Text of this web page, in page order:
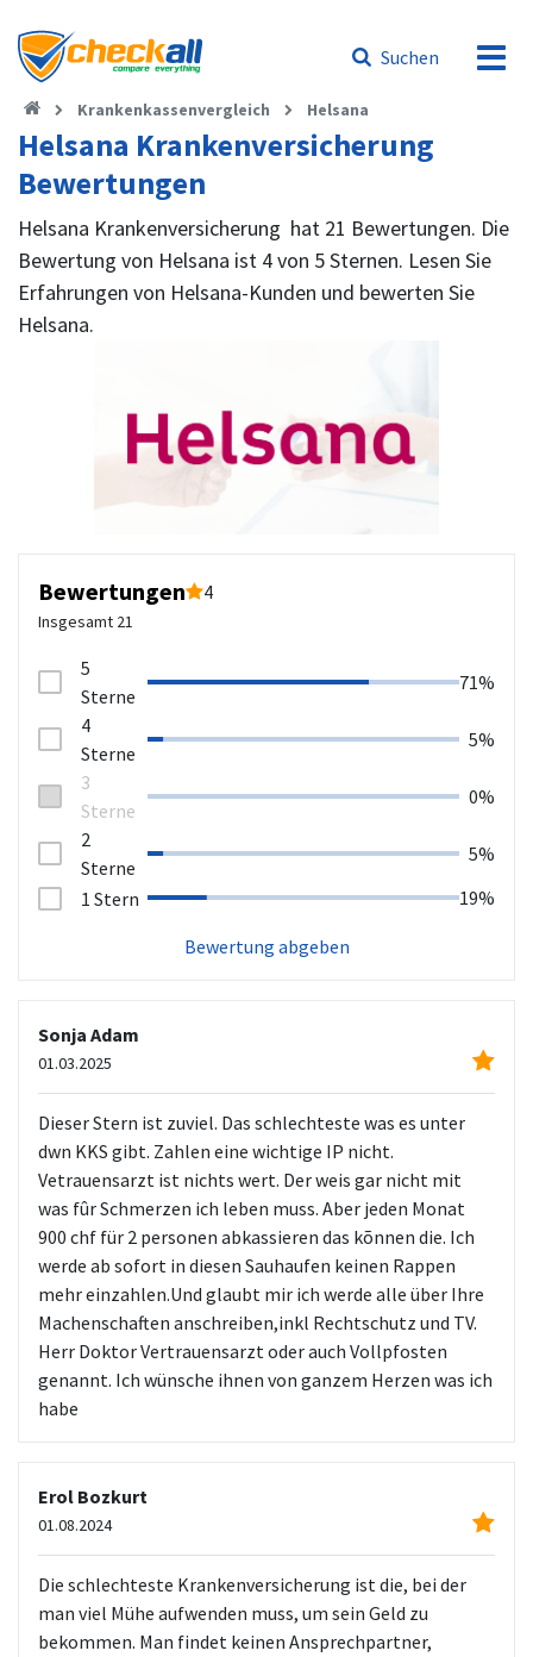
Suchen
Krankenkassenvergleich Helsana
Helsana Krankenversicherung
Bewertungen
Helsana Krankenversicherung hat 21 Bewertungen. Die
Bewertung von Helsana ist 4 von 5 Sternen. Lesen Sie
Erfahrungen von Helsana-Kunden und bewerten Sie
Helsana.
Bewertungen 4
Insgesamt 21
Bewertung abgeben
1 Stern 19%
2
Sterne
5%
3
Sterne
0%
4
Sterne
5%
5
Sterne
71%
Sonja Adam
01.03.2025
Dieser Stern ist zuviel. Das schlechteste was es unter
dwn KKS gibt. Zahlen eine wichtige IP nicht.
Vetrauensarzt ist nichts wert. Der weis gar nicht mit
was fûr Schmerzen ich leben muss. Aber jeden Monat
900 chf für 2 personen abkassieren das kõnnen die. Ich
werde ab sofort in diesen Sauhaufen keinen Rappen
mehr einzahlen.Und glaubt mir ich werde alle über Ihre
Machenschaften anschreiben,inkl Rechtschutz und TV.
Herr Doktor Vertrauensarzt oder auch Vollpfosten
genannt. Ich wünsche ihnen von ganzem Herzen was ich
habe
Erol Bozkurt
01.08.2024
Die schlechteste Krankenversicherung ist die, bei der
man viel Mühe aufwenden muss, um sein Geld zu
bekommen. Man findet keinen Ansprechpartner,